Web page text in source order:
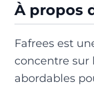
À propos
Fafrees est
concentre sur
abordables